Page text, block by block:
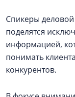
Спикеры
поделятся
информацией,
понимать
конкурентов.